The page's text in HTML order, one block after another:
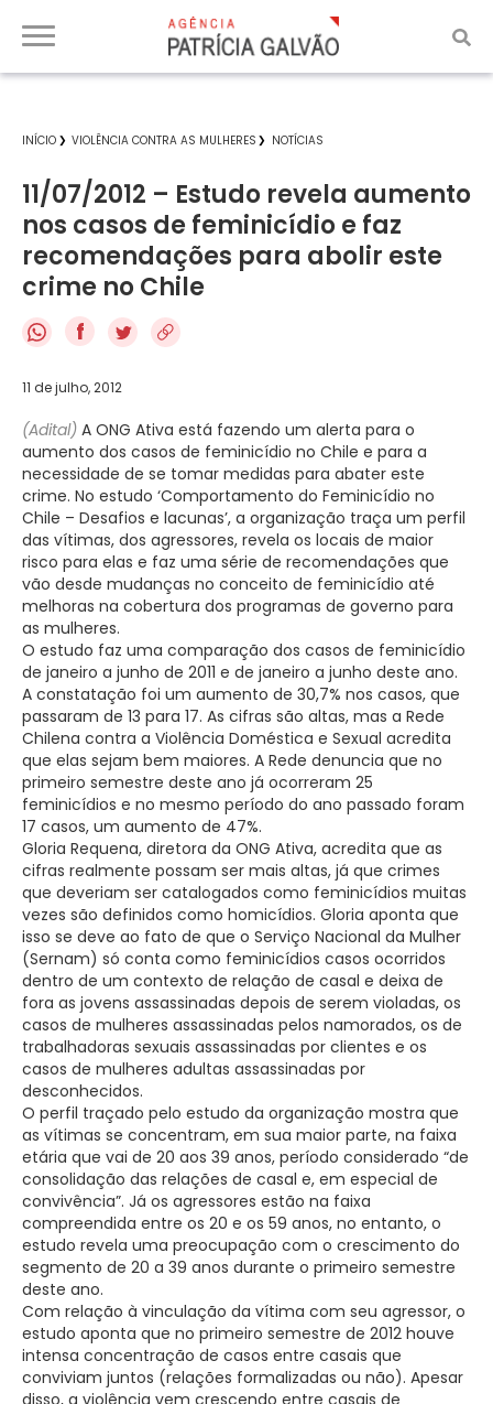
INÍCIO VIOLÊNCIA CONTRA AS MULHERES NOTÍCIAS
11/07/2012 – Estudo revela aumento
nos casos de feminicídio e faz
recomendações para abolir este
crime no Chile
f
11 de julho, 2012
(Adital) A ONG Ativa está fazendo um alerta para o
aumento dos casos de feminicídio no Chile e para a
necessidade de se tomar medidas para abater este
crime. No estudo ‘Comportamento do Feminicídio no
Chile – Desafios e lacunas’, a organização traça um perfil
das vítimas, dos agressores, revela os locais de maior
risco para elas e faz uma série de recomendações que
vão desde mudanças no conceito de feminicídio até
melhoras na cobertura dos programas de governo para
as mulheres.
O estudo faz uma comparação dos casos de feminicídio
de janeiro a junho de 2011 e de janeiro a junho deste ano.
A constatação foi um aumento de 30,7% nos casos, que
passaram de 13 para 17. As cifras são altas, mas a Rede
Chilena contra a Violência Doméstica e Sexual acredita
que elas sejam bem maiores. A Rede denuncia que no
primeiro semestre deste ano já ocorreram 25
feminicídios e no mesmo período do ano passado foram
17 casos, um aumento de 47%.
Gloria Requena, diretora da ONG Ativa, acredita que as
cifras realmente possam ser mais altas, já que crimes
que deveriam ser catalogados como feminicídios muitas
vezes são definidos como homicídios. Gloria aponta que
isso se deve ao fato de que o Serviço Nacional da Mulher
(Sernam) só conta como feminicídios casos ocorridos
dentro de um contexto de relação de casal e deixa de
fora as jovens assassinadas depois de serem violadas, os
casos de mulheres assassinadas pelos namorados, os de
trabalhadoras sexuais assassinadas por clientes e os
casos de mulheres adultas assassinadas por
desconhecidos.
O perfil traçado pelo estudo da organização mostra que
as vítimas se concentram, em sua maior parte, na faixa
etária que vai de 20 aos 39 anos, período considerado “de
consolidação das relações de casal e, em especial de
convivência”. Já os agressores estão na faixa
compreendida entre os 20 e os 59 anos, no entanto, o
estudo revela uma preocupação com o crescimento do
segmento de 20 a 39 anos durante o primeiro semestre
deste ano.
Com relação à vinculação da vítima com seu agressor, o
estudo aponta que no primeiro semestre de 2012 houve
intensa concentração de casos entre casais que
conviviam juntos (relações formalizadas ou não). Apesar
disso, a violência vem crescendo entre casais de